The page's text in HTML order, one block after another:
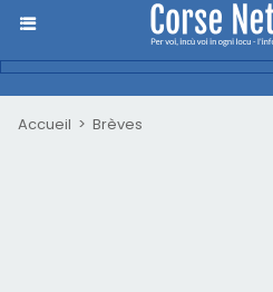
Accueil > Brèves